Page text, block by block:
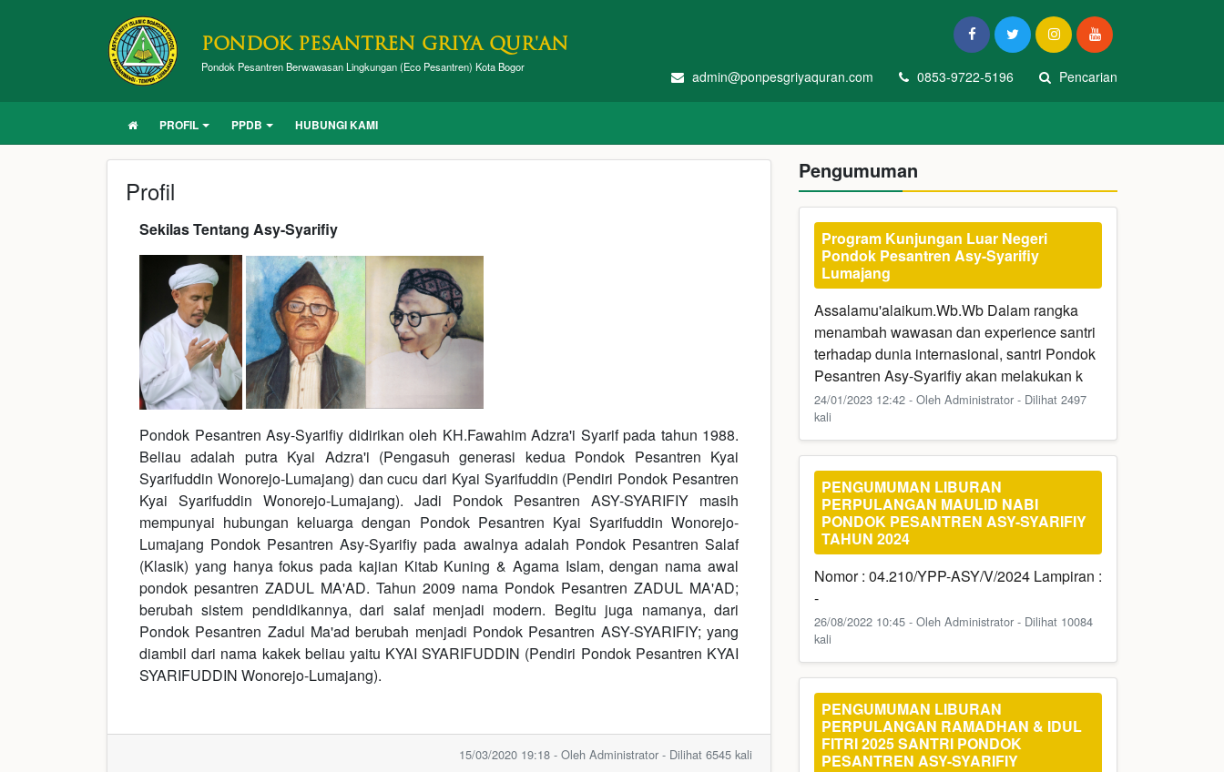
PONDOK PESANTREN GRIYA QUR'AN
Pondok Pesantren Berwawasan Lingkungan (Eco Pesantren) Kota Bogor
admin@ponpesgriyaquran.com 0853-9722-5196 Pencarian
PROFIL PPDB HUBUNGI KAMI
Profil
Sekilas Tentang Asy-Syarifiy
Pondok Pesantren Asy-Syarifiy didirikan oleh KH.Fawahim Adzra'i Syarif pada tahun 1988.
Beliau adalah putra Kyai Adzra'i (Pengasuh generasi kedua Pondok Pesantren Kyai
Syarifuddin Wonorejo-Lumajang) dan cucu dari Kyai Syarifuddin (Pendiri Pondok Pesantren
Kyai Syarifuddin Wonorejo-Lumajang). Jadi Pondok Pesantren ASY-SYARIFIY masih
mempunyai hubungan keluarga dengan Pondok Pesantren Kyai Syarifuddin Wonorejo-
Lumajang Pondok Pesantren Asy-Syarifiy pada awalnya adalah Pondok Pesantren Salaf
(Klasik) yang hanya fokus pada kajian Kitab Kuning & Agama Islam, dengan nama awal
pondok pesantren ZADUL MA'AD. Tahun 2009 nama Pondok Pesantren ZADUL MA'AD;
berubah sistem pendidikannya, dari salaf menjadi modern. Begitu juga namanya, dari
Pondok Pesantren Zadul Ma'ad berubah menjadi Pondok Pesantren ASY-SYARIFIY; yang
diambil dari nama kakek beliau yaitu KYAI SYARIFUDDIN (Pendiri Pondok Pesantren KYAI
SYARIFUDDIN Wonorejo-Lumajang).
15/03/2020 19:18 - Oleh Administrator - Dilihat 6545 kali
Pengumuman
Program Kunjungan Luar Negeri
Pondok Pesantren Asy-Syarifiy
Lumajang
Assalamu'alaikum.Wb.Wb Dalam rangka
menambah wawasan dan experience santri
terhadap dunia internasional, santri Pondok
Pesantren Asy-Syarifiy akan melakukan k
24/01/2023 12:42 - Oleh Administrator - Dilihat 2497
kali
PENGUMUMAN LIBURAN
PERPULANGAN MAULID NABI
PONDOK PESANTREN ASY-SYARIFIY
TAHUN 2024
Nomor : 04.210/YPP-ASY/V/2024 Lampiran :
-
26/08/2022 10:45 - Oleh Administrator - Dilihat 10084
kali
PENGUMUMAN LIBURAN
PERPULANGAN RAMADHAN & IDUL
FITRI 2025 SANTRI PONDOK
PESANTREN ASY-SYARIFIY